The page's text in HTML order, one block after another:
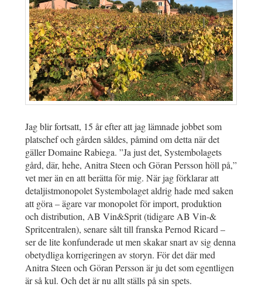
Jag blir fortsatt, 15 år efter att jag lämnade jobbet som
platschef och gården såldes, påmind om detta när det
gäller Domaine Rabiega. ”Ja just det, Systembolagets
gård, där, hehe, Anitra Steen och Göran Persson höll på,”
vet mer än en att berätta för mig. När jag förklarar att
detaljistmonopolet Systembolaget aldrig hade med saken
att göra – ägare var monopolet för import, produktion
och distribution, AB Vin&Sprit (tidigare AB Vin-&
Spritcentralen), senare sålt till franska Pernod Ricard –
ser de lite konfunderade ut men skakar snart av sig denna
obetydliga korrigeringen av storyn. För det där med
Anitra Steen och Göran Persson är ju det som egentligen
är så kul. Och det är nu allt ställs på sin spets.